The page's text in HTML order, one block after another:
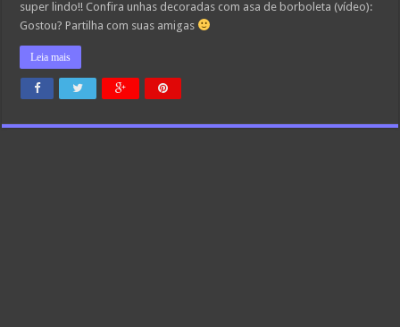
super lindo!! Confira unhas decoradas com asa de borboleta (vídeo):
Gostou? Partilha com suas amigas
Leia mais